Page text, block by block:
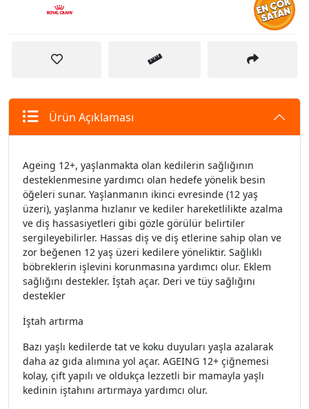
Ürün Açıklaması
Ageing 12+, yaşlanmakta olan kedilerin sağlığının
desteklenmesine yardımcı olan hedefe yönelik besin
öğeleri sunar. Yaşlanmanın ikinci evresinde (12 yaş
üzeri), yaşlanma hızlanır ve kediler hareketlilikte azalma
ve diş hassasiyetleri gibi gözle görülür belirtiler
sergileyebilirler. Hassas diş ve diş etlerine sahip olan ve
zor beğenen 12 yaş üzeri kedilere yöneliktir. Sağlıklı
böbreklerin işlevini korunmasına yardımcı olur. Eklem
sağlığını destekler. İştah açar. Deri ve tüy sağlığını
destekler
İştah artırma
Bazı yaşlı kedilerde tat ve koku duyuları yaşla azalarak
daha az gıda alımına yol açar. AGEING 12+ çiğnemesi
kolay, çift yapılı ve oldukça lezzetli bir mamayla yaşlı
kedinin iştahını artırmaya yardımcı olur.